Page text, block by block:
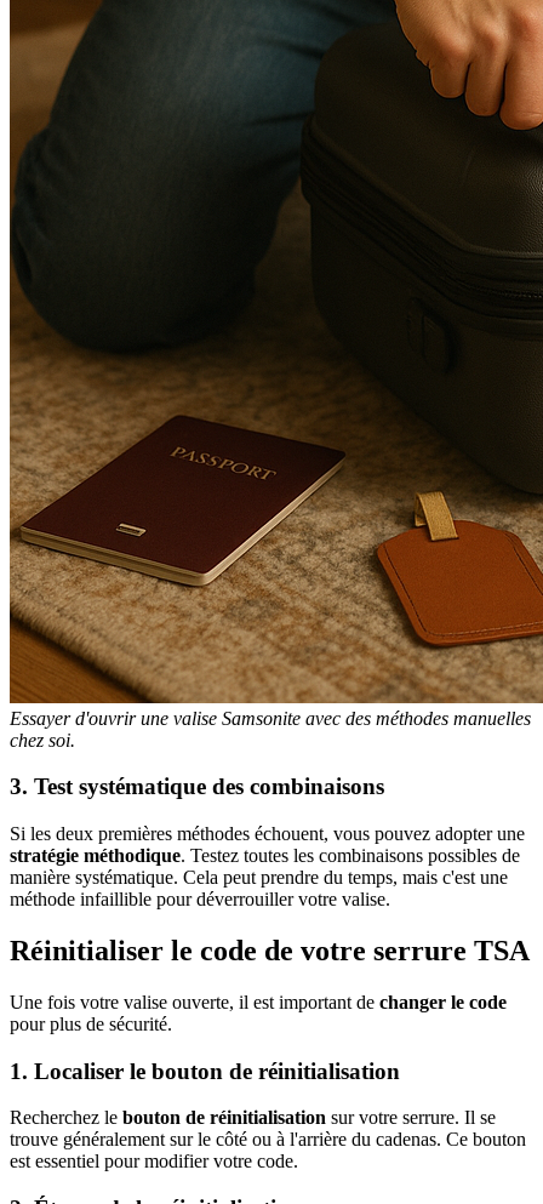
Essayer d'ouvrir une valise Samsonite avec des méthodes manuelles
chez soi.
3. Test systématique des combinaisons
Si les deux premières méthodes échouent, vous pouvez adopter une
stratégie méthodique. Testez toutes les combinaisons possibles de
manière systématique. Cela peut prendre du temps, mais c'est une
méthode infaillible pour déverrouiller votre valise.
Réinitialiser le code de votre serrure TSA
Une fois votre valise ouverte, il est important de changer le code
pour plus de sécurité.
1. Localiser le bouton de réinitialisation
Recherchez le bouton de réinitialisation sur votre serrure. Il se
trouve généralement sur le côté ou à l'arrière du cadenas. Ce bouton
est essentiel pour modifier votre code.